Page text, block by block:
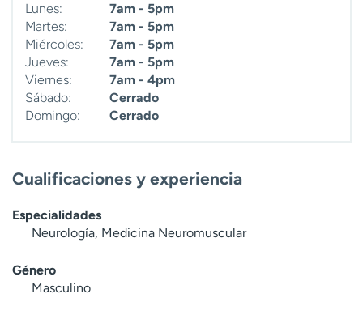
Lunes:
7am - 5pm
Martes:
7am - 5pm
Miércoles:
7am - 5pm
Jueves:
7am - 5pm
Viernes:
7am - 4pm
Sábado:
Cerrado
Domingo:
Cerrado
Cualificaciones y experiencia
Especialidades
Neurología, Medicina Neuromuscular
Género
Masculino